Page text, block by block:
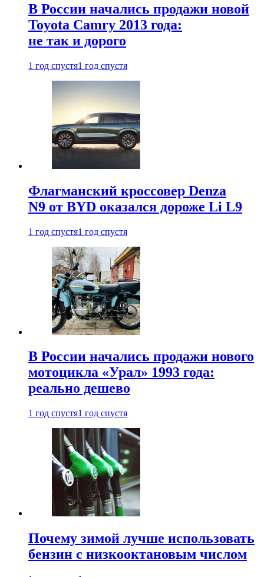
В России начались продажи новой
Toyota Camry 2013 года:
не так и дорого
1 год спустя1 год спустя
Флагманский кроссовер Denza
N9 от BYD оказался дороже Li L9
1 год спустя1 год спустя
В России начались продажи нового
мотоцикла «Урал» 1993 года:
реально дешево
1 год спустя1 год спустя
Почему зимой лучше использовать
бензин с низкооктановым числом